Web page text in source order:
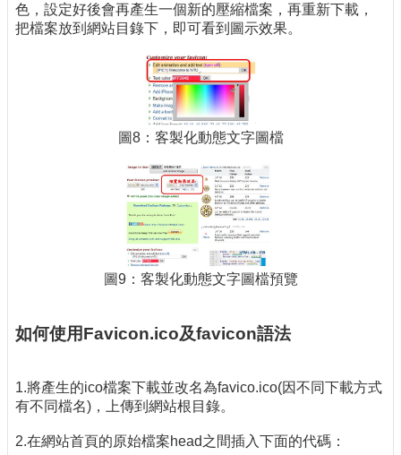
色，設定好後會再產生一個新的壓縮檔案，再重新下載，
把檔案放到網站目錄下，即可看到圖示效果。
圖8：客製化動態文字圖檔
圖9：客製化動態文字圖檔預覽
如何使用Favicon.ico及favicon語法
1.將產生的ico檔案下載並改名為favico.ico(因不同下載方式
有不同檔名)，上傳到網站根目錄。
2.在網站首頁的原始檔案head之間插入下面的代碼：